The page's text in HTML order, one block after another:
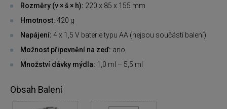
Rozměry (v × š × h): 220 x 85 x 155 mm
Hmotnost: 420 g
Napájení: 4 x 1,5 V baterie typu AA (nejsou součástí balení)
Možnost připevnění na zeď: ano
Množství dávky mýdla: 1,0 ml – 5,5 ml
Obsah Balení